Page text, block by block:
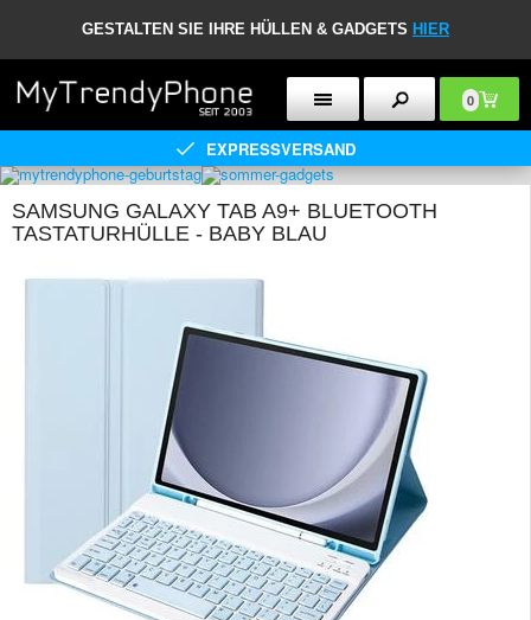
GESTALTEN SIE IHRE HÜLLEN & GADGETS HIER
0
EXPRESSVERSAND
SAMSUNG GALAXY TAB A9+ BLUETOOTH
TASTATURHÜLLE - BABY BLAU